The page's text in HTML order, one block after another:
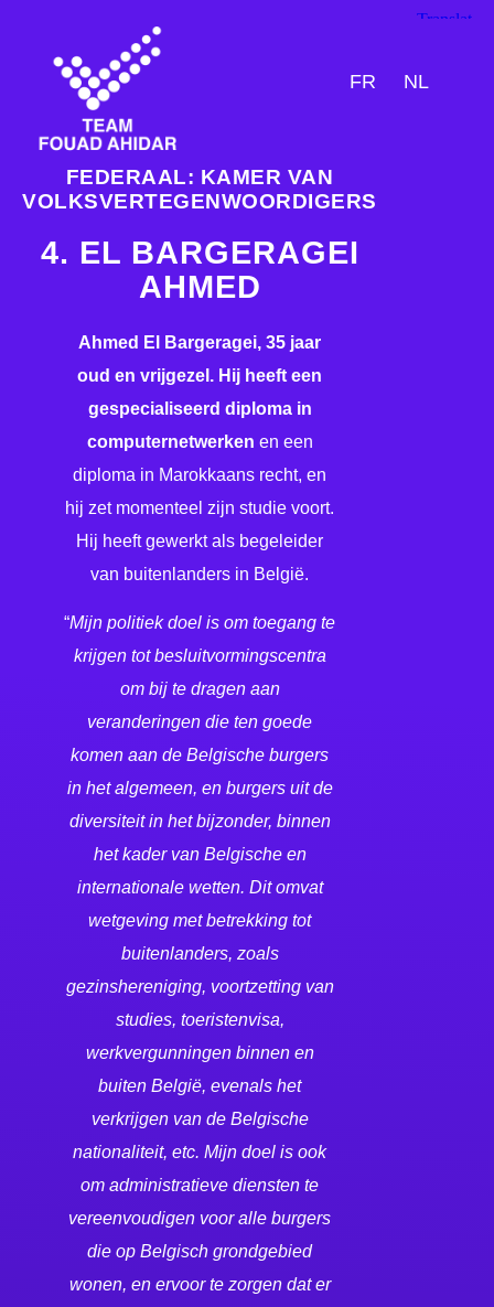
FR NL
FEDERAAL: KAMER VAN
VOLKSVERTEGENWOORDIGERS
4. EL BARGERAGEI
AHMED
Ahmed El Bargeragei, 35 jaar
oud en vrijgezel. Hij heeft een
gespecialiseerd diploma in
computernetwerken en een
diploma in Marokkaans recht, en
hij zet momenteel zijn studie voort.
Hij heeft gewerkt als begeleider
van buitenlanders in België.
“Mijn politiek doel is om toegang te
krijgen tot besluitvormingscentra
om bij te dragen aan
veranderingen die ten goede
komen aan de Belgische burgers
in het algemeen, en burgers uit de
diversiteit in het bijzonder, binnen
het kader van Belgische en
internationale wetten. Dit omvat
wetgeving met betrekking tot
buitenlanders, zoals
gezinshereniging, voortzetting van
studies, toeristenvisa,
werkvergunningen binnen en
buiten België, evenals het
verkrijgen van de Belgische
nationaliteit, etc. Mijn doel is ook
om administratieve diensten te
vereenvoudigen voor alle burgers
die op Belgisch grondgebied
wonen, en ervoor te zorgen dat er